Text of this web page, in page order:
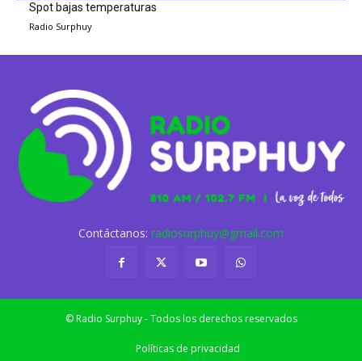
Spot bajas temperaturas
Radio Surphuy
Contáctanos: radiosurphuy@gmail.com
© Radio Surphuy - Todos los derechos reservados
Políticas de privacidad